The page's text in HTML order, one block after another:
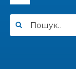
15:24
31 лип